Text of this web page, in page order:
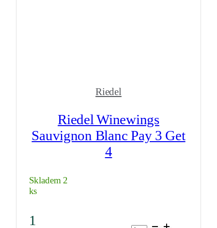
Riedel
Riedel Winewings
Sauvignon Blanc Pay 3 Get
4
Skladem 2
ks
1 Riedel